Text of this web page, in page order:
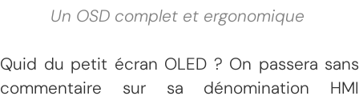
Un OSD complet et ergonomique
Quid du petit écran OLED ? On passera sans
commentaire sur sa dénomination HMI